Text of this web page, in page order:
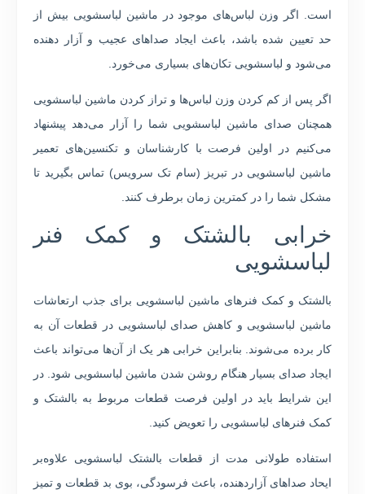
است. اگر وزن لباس‌های موجود در ماشین لباسشویی بیش از
حد تعیین شده باشد، باعث ایجاد صداهای عجیب و آزار دهنده
می‌شود و لباسشویی تکان‌های بسیاری می‌خورد.
اگر پس از کم کردن وزن لباس‌ها و تراز کردن ماشین لباسشویی
همچنان صدای ماشین لباسشویی شما را آزار می‌دهد پیشنهاد
می‌کنیم در اولین فرصت با کارشناسان و تکنسین‌های تعمیر
ماشین لباسشویی در تبریز (سام تک سرویس) تماس بگیرید تا
مشکل شما را در کمترین زمان برطرف کنند.
خرابی بالشتک و کمک فنر
لباسشویی
بالشتک و کمک فنرهای ماشین لباسشویی برای جذب ارتعاشات
ماشین لباسشویی و کاهش صدای لباسشویی در قطعات آن به
کار برده می‌شوند. بنابراین خرابی هر یک از آن‌ها می‌تواند باعث
ایجاد صدای بسیار هنگام روشن شدن ماشین لباسشویی شود. در
این شرایط باید در اولین فرصت قطعات مربوط به بالشتک و
کمک فنرهای لباسشویی را تعویض کنید.
استفاده طولانی مدت از قطعات بالشتک لباسشویی علاوه‌بر
ایحاد صداهای آزاردهنده، باعث فرسودگی، بوی بد قطعات و تمیز